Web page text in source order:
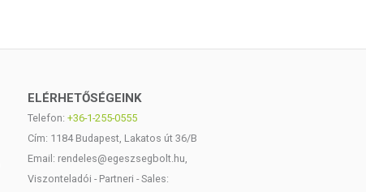
ELÉRHETŐSÉGEINK
Telefon: +36-1-255-0555
Cím: 1184 Budapest, Lakatos út 36/B
Email: rendeles@egeszsegbolt.hu,
Viszonteladói - Partneri - Sales: